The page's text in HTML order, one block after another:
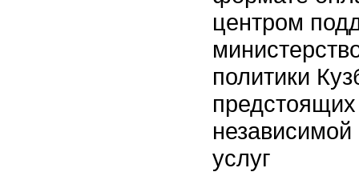
центром
политики
независимой
услуг